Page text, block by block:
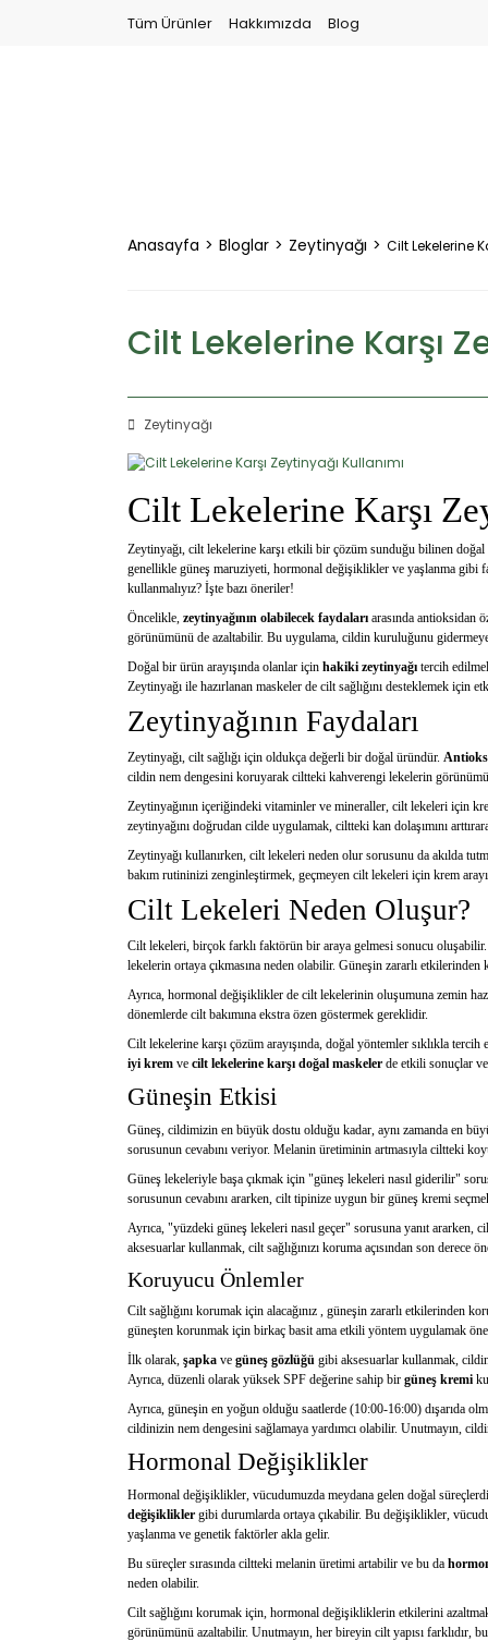
Tüm Ürünler Hakkımızda Blog
Anasayfa Bloglar Zeytinyağı Cilt Lekelerine
Cilt Lekelerine Karşı
Zeytinyağı
Cilt Lekelerine Karşı
Zeytinyağı, cilt lekelerine karşı etkili bir çözüm sunduğu bilinen
genellikle güneş maruziyeti, hormonal değişiklikler ve yaşlanma gibi
kullanmalıyız? İşte bazı öneriler!
Öncelikle, zeytinyağının olabilecek faydaları arasında antioksidan
görünümünü de azaltabilir. Bu uygulama, cildin kuruluğunu gidermeye
Doğal bir ürün arayışında olanlar için hakiki zeytinyağı tercih
Zeytinyağı ile hazırlanan maskeler de cilt sağlığını desteklemek
Zeytinyağının Faydaları
Zeytinyağı, cilt sağlığı için oldukça değerli bir doğal üründür.
cildin nem dengesini koruyarak ciltteki kahverengi lekelerin
Zeytinyağının içeriğindeki vitaminler ve mineraller, cilt lekeleri için
zeytinyağını doğrudan cilde uygulamak, ciltteki kan dolaşımını
Zeytinyağı kullanırken, cilt lekeleri neden olur sorusunu da akılda
bakım rutininizi zenginleştirmek, geçmeyen cilt lekeleri için krem
Cilt Lekeleri Neden Oluşur?
Cilt lekeleri, birçok farklı faktörün bir araya gelmesi sonucu
lekelerin ortaya çıkmasına neden olabilir. Güneşin zararlı
Ayrıca, hormonal değişiklikler de cilt lekelerinin oluşumuna zemin
dönemlerde cilt bakımına ekstra özen göstermek gereklidir.
Cilt lekelerine karşı çözüm arayışında, doğal yöntemler sıklıkla
iyi krem ve cilt lekelerine karşı doğal maskeler de etkili sonuçlar
Güneşin Etkisi
Güneş, cildimizin en büyük dostu olduğu kadar, aynı zamanda en
sorusunun cevabını veriyor. Melanin üretiminin artmasıyla ciltteki
Güneş lekeleriyle başa çıkmak için "güneş lekeleri nasıl giderilir"
sorusunun cevabını ararken, cilt tipinize uygun bir güneş kremi
Ayrıca, "yüzdeki güneş lekeleri nasıl geçer" sorusuna yanıt
aksesuarlar kullanmak, cilt sağlığınızı koruma açısından son derece
Koruyucu Önlemler
Cilt sağlığını korumak için alacağınız , güneşin zararlı etkilerinden
güneşten korunmak için birkaç basit ama etkili yöntem uygulamak
İlk olarak, şapka ve güneş gözlüğü gibi aksesuarlar kullanmak,
Ayrıca, düzenli olarak yüksek SPF değerine sahip bir güneş kremi
Ayrıca, güneşin en yoğun olduğu saatlerde (10:00-16:00) dışarıda
cildinizin nem dengesini sağlamaya yardımcı olabilir. Unutmayın,
Hormonal Değişiklikler
Hormonal değişiklikler, vücudumuzda meydana gelen doğal
değişiklikler gibi durumlarda ortaya çıkabilir. Bu değişiklikler,
yaşlanma ve genetik faktörler akla gelir.
Bu süreçler sırasında ciltteki melanin üretimi artabilir ve bu da
neden olabilir.
Cilt sağlığını korumak için, hormonal değişikliklerin etkilerini
görünümünü azaltabilir. Unutmayın, her bireyin cilt yapısı farklıdır,